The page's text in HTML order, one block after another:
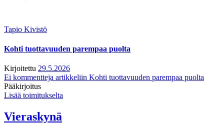
Tapio Kivistö
Kohti tuottavuuden parempaa puolta
Kirjoitettu 29.5.2026
Ei kommentteja artikkeliin Kohti tuottavuuden parempaa puolta
Pääkirjoitus
Lisää toimitukselta
Vieraskynä